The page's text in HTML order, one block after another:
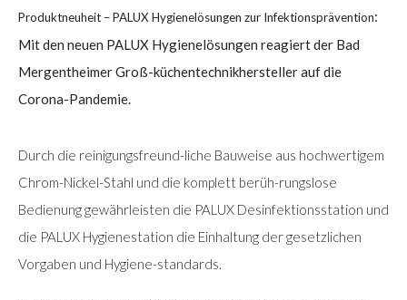
Produktneuheit –PALUX Hygienelösungen zur Infektionsprävention:
Mit den neuen PALUX Hygienelösungen reagiert der Bad
Mergentheimer Groß-küchentechnikhersteller auf die
Corona-Pandemie.
Durch die reinigungsfreund-liche Bauweise aus hochwertigem
Chrom-Nickel-Stahl und die komplett berüh-rungslose
Bedienung gewährleisten die PALUX Desinfektionsstation und
die PALUX Hygienestation die Einhaltung der gesetzlichen
Vorgaben und Hygiene-standards.